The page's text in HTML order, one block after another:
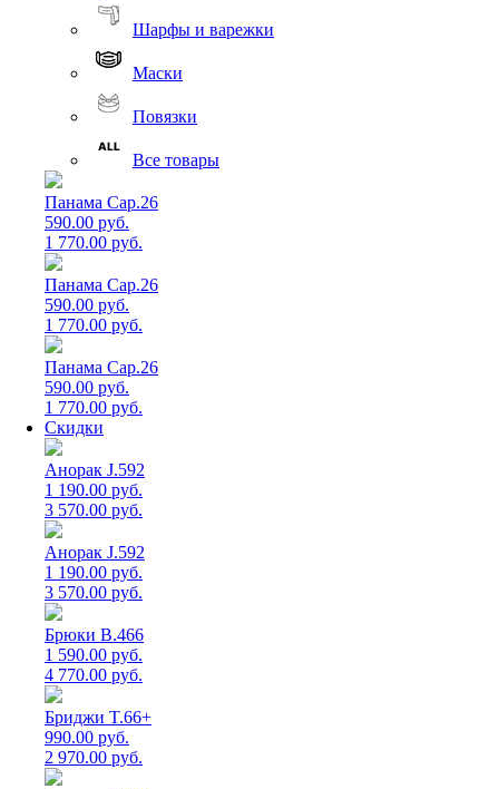
Шарфы и варежки
Маски
Повязки
Все товары
Панама Cap.26
590.00 руб.
1 770.00 руб.
Панама Cap.26
590.00 руб.
1 770.00 руб.
Панама Cap.26
590.00 руб.
1 770.00 руб.
Скидки
Анорак J.592
1 190.00 руб.
3 570.00 руб.
Анорак J.592
1 190.00 руб.
3 570.00 руб.
Брюки B.466
1 590.00 руб.
4 770.00 руб.
Бриджи T.66+
990.00 руб.
2 970.00 руб.